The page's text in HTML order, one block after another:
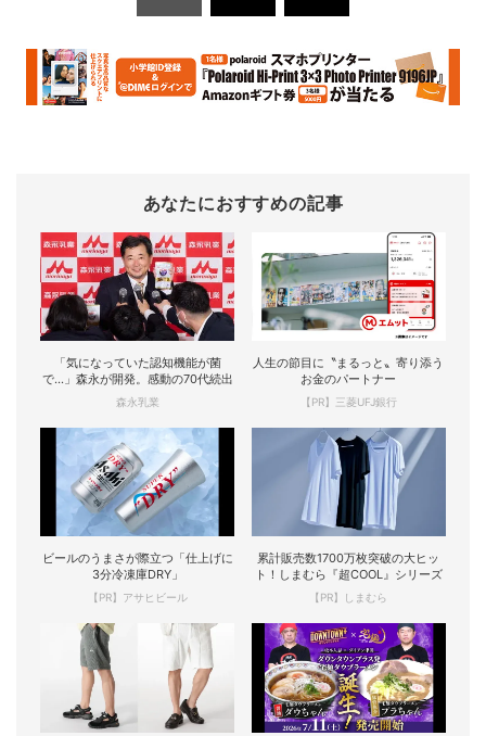
あなたにおすすめの記事
「気になっていた認知機能が菌
で…」森永が開発。感動の70代続出
森永乳業
人生の節目に〝まるっと〟寄り添う
お金のパートナー
【PR】三菱UFJ銀行
ビールのうまさが際立つ「仕上げに
3分冷凍庫DRY」
【PR】アサヒビール
累計販売数1700万枚突破の大ヒッ
ト！しまむら『超COOL』シリーズ
【PR】しまむら